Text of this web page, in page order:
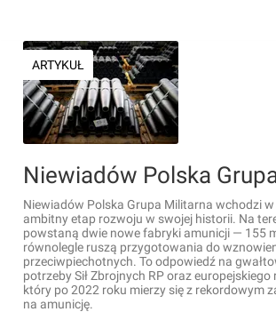
ARTYKUŁ
Niewiadów Polska Grupa Militarna wchodzi
ambitny etap rozwoju w swojej historii. Na
powstaną dwie nowe fabryki amunicji — 155
równolegle ruszą przygotowania do
przeciwpiechotnych. To odpowiedź na
potrzeby Sił Zbrojnych RP oraz
który po 2022 roku mierzy się z rekordowym
na amunicję.